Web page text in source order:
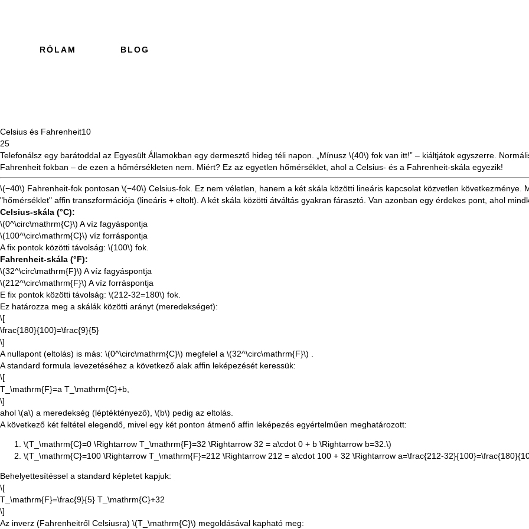
RÓLAM BLOG
Celsius és Fahrenheit10
25
Telefonálsz egy barátoddal az Egyesült Államokban egy dermesztő hideg téli napon. „Mínusz \(40\) fok van itt!” – kiáltjátok egyszerre.
Fahrenheit fokban – de ezen a hőmérsékleten nem. Miért? Ez az egyetlen hőmérséklet, ahol a Celsius- és a Fahrenheit-skála egyezik!
\(−40\) Fahrenheit-fok pontosan \(−40\) Celsius-fok. Ez nem véletlen, hanem a két skála közötti lineáris kapcsolat közvetlen következménye.
"hőmérséklet" affin transzformációja (lineáris + eltolt). A két skála közötti átváltás gyakran fárasztó. Van azonban egy érdekes pont, ahol
Celsius-skála (°C):
\(0^\circ\mathrm{C}\) A víz fagyáspontja
\(100^\circ\mathrm{C}\) víz forráspontja
A fix pontok közötti távolság: \(100\) fok.
Fahrenheit-skála (°F):
\(32^\circ\mathrm{F}\) A víz fagyáspontja
\(212^\circ\mathrm{F}\) A víz forráspontja
E fix pontok közötti távolság: \(212-32=180\) fok.
Ez határozza meg a skálák közötti arányt (meredekséget):
\[
\frac{180}{100}=\frac{9}{5}
\]
A nullapont (eltolás) is más: \(0^\circ\mathrm{C}\) megfelel a \(32^\circ\mathrm{F}\)
A standard formula levezetéséhez a következő alak affin leképezését keressük:
\[
T_\mathrm{F}=a T_\mathrm{C}+b,
\]
ahol \(a\) a meredekség (léptéktényező), \(b\) pedig az eltolás.
A következő két feltétel elegendő, mivel egy két ponton átmenő affin leképezés egyértelműen meghatározott:
\(T_\mathrm{C}=0 \Rightarrow T_\mathrm{F}=32 \Rightarrow 32 = a\cdot 0 + b \Rightarrow b=32.\)
\(T_\mathrm{C}=100 \Rightarrow T_\mathrm{F}=212 \Rightarrow 212 = a\cdot 100 + 32 \Rightarrow a=\frac{212-
Behelyettesítéssel a standard képletet kapjuk:
\[
T_\mathrm{F}=\frac{9}{5} T_\mathrm{C}+32
\]
Az inverz (Fahrenheitről Celsiusra) \(T_\mathrm{C}\) megoldásával kapható meg: